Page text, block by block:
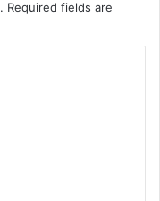
Required fields are